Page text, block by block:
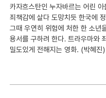
카자흐스탄인 누자바르는 어린
죄책감에 살다 도망치듯 한국에
그때 우연히 위험에 처한 한 소년
용서를 구하려 한다. 트라우마와
밀도있게 전해지는 영화. (박혜진)